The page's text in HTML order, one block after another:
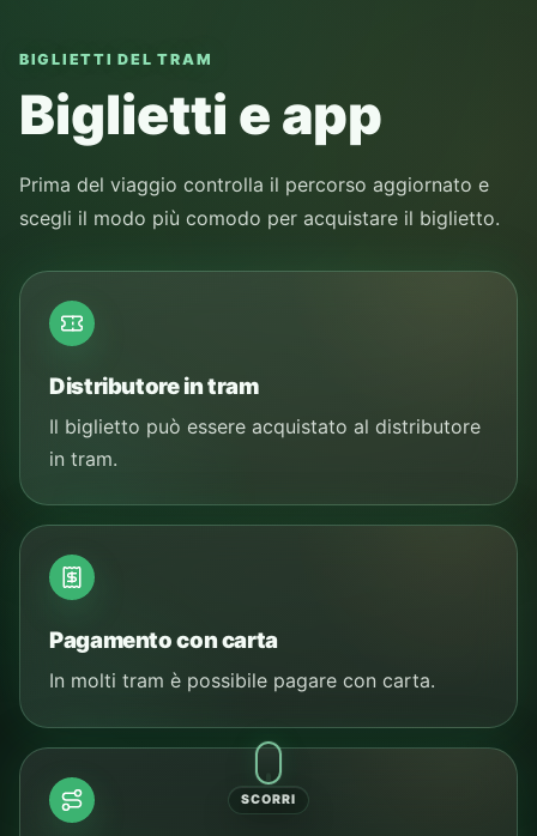
BIGLIETTI DEL TRAM
Biglietti e app
Prima del viaggio controlla il percorso aggiornato e
scegli il modo più comodo per acquistare il biglietto.
Distributore in tram
Il biglietto può essere acquistato al distributore
in tram.
Pagamento con carta
In molti tram è possibile pagare con carta.
SCORRI